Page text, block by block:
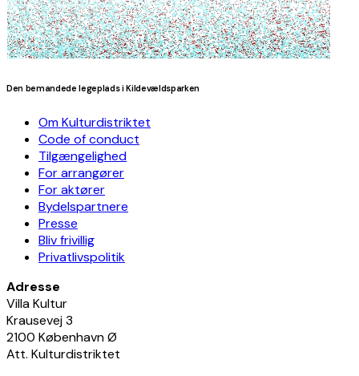
Den bemandede legeplads i Kildevældsparken
Om Kulturdistriktet
Code of conduct
Tilgængelighed
For arrangører
For aktører
Bydelspartnere
Presse
Bliv frivillig
Privatlivspolitik
Adresse
Villa Kultur
Krausevej 3
2100 København Ø
Att. Kulturdistriktet